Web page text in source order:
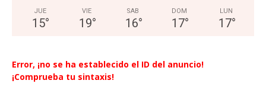
JUE
15°
VIE
19°
SAB
16°
DOM
17°
LUN
17°
Error, ¡no se ha establecido el ID del anuncio!
¡Comprueba tu sintaxis!